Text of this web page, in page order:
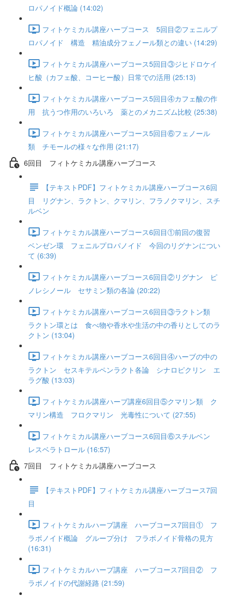
ロパノイド概論 (14:02)
フィトケミカル講座ハーブコース 5回目②フェニルプ
ロパノイド 構造 精油成分フェノール類との違い (14:29)
フィトケミカル講座ハーブコース5回目③ジヒドロケイ
ヒ酸（カフェ酸、コーヒー酸）日常での活用 (25:13)
フィトケミカル講座ハーブコース5回目④カフェ酸の作
用 抗うつ作用のいろいろ 薬とのメカニズム比較 (25:38)
フィトケミカル講座ハーブコース5回目⑥フェノール
類 チモールの様々な作用 (21:17)
6回目 フィトケミカル講座ハーブコース
【テキストPDF】フィトケミカル講座ハーブコース6回
目 リグナン、ラクトン、クマリン、フラノクマリン、スチ
ルベン
フィトケミカル講座ハーブコース6回目①前回の復習
ベンゼン環 フェニルプロパノイド 今回のリグナンについ
て (6:39)
フィトケミカル講座ハーブコース6回目②リグナン ピ
ノレシノール セサミン類の各論 (20:22)
フィトケミカル講座ハーブコース6回目③ラクトン類
ラクトン環とは 食べ物や香水や生活の中の香りとしてのラ
クトン (13:04)
フィトケミカル講座ハーブコース6回目④ハーブの中の
ラクトン セスキテルペンラクト各論 シナロピクリン エ
ラグ酸 (13:03)
フィトケミカル講座ハーブ講座6回目⑤クマリン類 ク
マリン構造 フロクマリン 光毒性について (27:55)
フィトケミカル講座ハーブコース6回目⑥スチルベン
レスベラトロール (16:57)
7回目 フィトケミカル講座ハーブコース
【テキストPDF】フィトケミカル講座ハーブコース7回
目
フィトケミカルハーブ講座 ハーブコース7回目① フ
ラボノイド概論 グループ分け フラボノイド骨格の見方
(16:31)
フィトケミカルハーブ講座 ハーブコース7回目② フ
ラボノイドの代謝経路 (21:59)